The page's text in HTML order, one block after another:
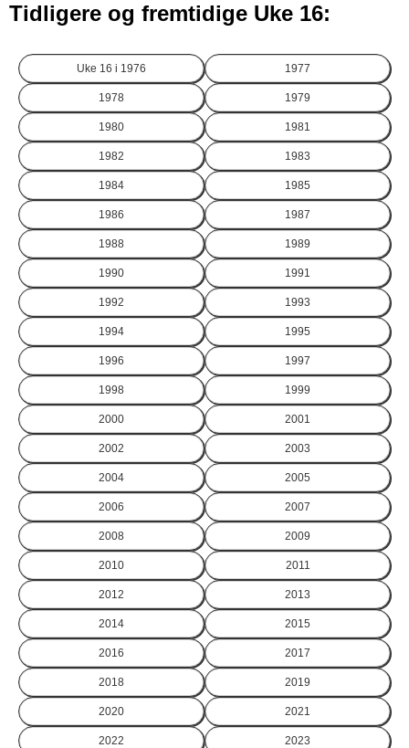
Tidligere og fremtidige Uke 16:
Uke 16 i 1976 1977
1978 1979
1980 1981
1982 1983
1984 1985
1986 1987
1988 1989
1990 1991
1992 1993
1994 1995
1996 1997
1998 1999
2000 2001
2002 2003
2004 2005
2006 2007
2008 2009
2010 2011
2012 2013
2014 2015
2016 2017
2018 2019
2020 2021
2022 2023